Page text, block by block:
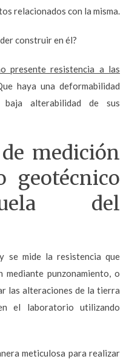
relacionados con la misma.
construir en él?
presente resistencia a las
haya una deformabilidad
alterabilidad de sus
medición
geotécnico
del
y se mide la resistencia que
punzonamiento, o
las alteraciones de la tierra
el laboratorio utilizando
meticulosa para realizar